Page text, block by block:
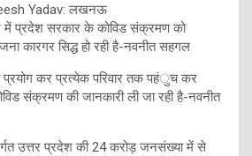
Yadav: लखनऊ
में प्रदेश सरकार के कोविड संक्रमण को
कारगर सिद्ध हो रही है-नवनीत सहगल
प्रयोग कर प्रत्येक परिवार तक पहंुच कर
संक्रमण की जानकारी ली जा रही है-नवनीत
उत्तर प्रदेश की 24 करोड़ जनसंख्या में से